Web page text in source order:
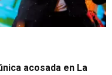
acosada en La